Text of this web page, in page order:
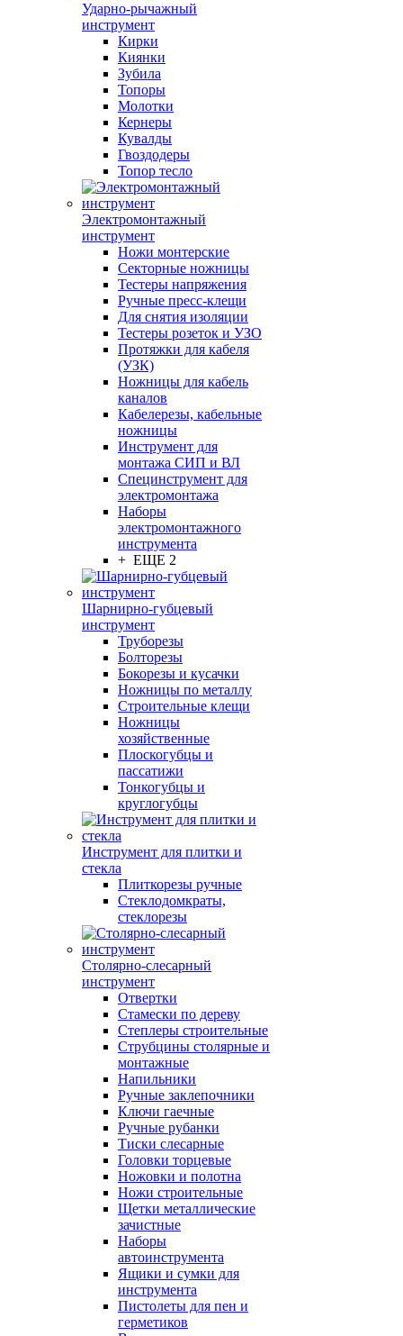
Ударно-рычажный
инструмент
Кирки
Киянки
Зубила
Топоры
Молотки
Кернеры
Кувалды
Гвоздодеры
Топор тесло
Электромонтажный
инструмент
Ножи монтерские
Секторные ножницы
Тестеры напряжения
Ручные пресс-клещи
Для снятия изоляции
Тестеры розеток и УЗО
Протяжки для кабеля
(УЗК)
Ножницы для кабель
каналов
Кабелерезы, кабельные
ножницы
Инструмент для
монтажа СИП и ВЛ
Специнструмент для
электромонтажа
Наборы
электромонтажного
инструмента
+ ЕЩЕ 2
Шарнирно-губцевый
инструмент
Труборезы
Болторезы
Бокорезы и кусачки
Ножницы по металлу
Строительные клещи
Ножницы
хозяйственные
Плоскогубцы и
пассатижи
Тонкогубцы и
круглогубцы
Инструмент для плитки и
стекла
Плиткорезы ручные
Стеклодомкраты,
стеклорезы
Столярно-слесарный
инструмент
Отвертки
Стамески по дереву
Степлеры строительные
Струбцины столярные и
монтажные
Напильники
Ручные заклепочники
Ключи гаечные
Ручные рубанки
Тиски слесарные
Головки торцевые
Ножовки и полотна
Ножи строительные
Щетки металлические
зачистные
Наборы
автоинструмента
Ящики и сумки для
инструмента
Пистолеты для пен и
герметиков